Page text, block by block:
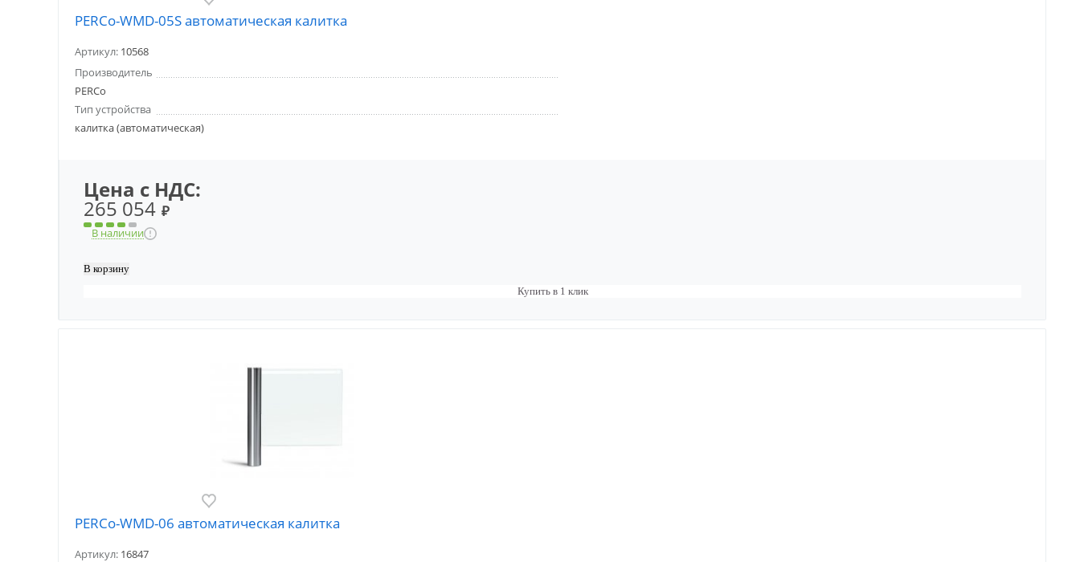
PERCo-WMD-05S автоматическая калитка
Артикул: 10568
Производитель
PERCo
Тип устройства
калитка (автоматическая)
Цена с НДС:
265 054₽
В наличии
Купить в 1 клик
PERCo-WMD-06 автоматическая калитка
Артикул: 16847